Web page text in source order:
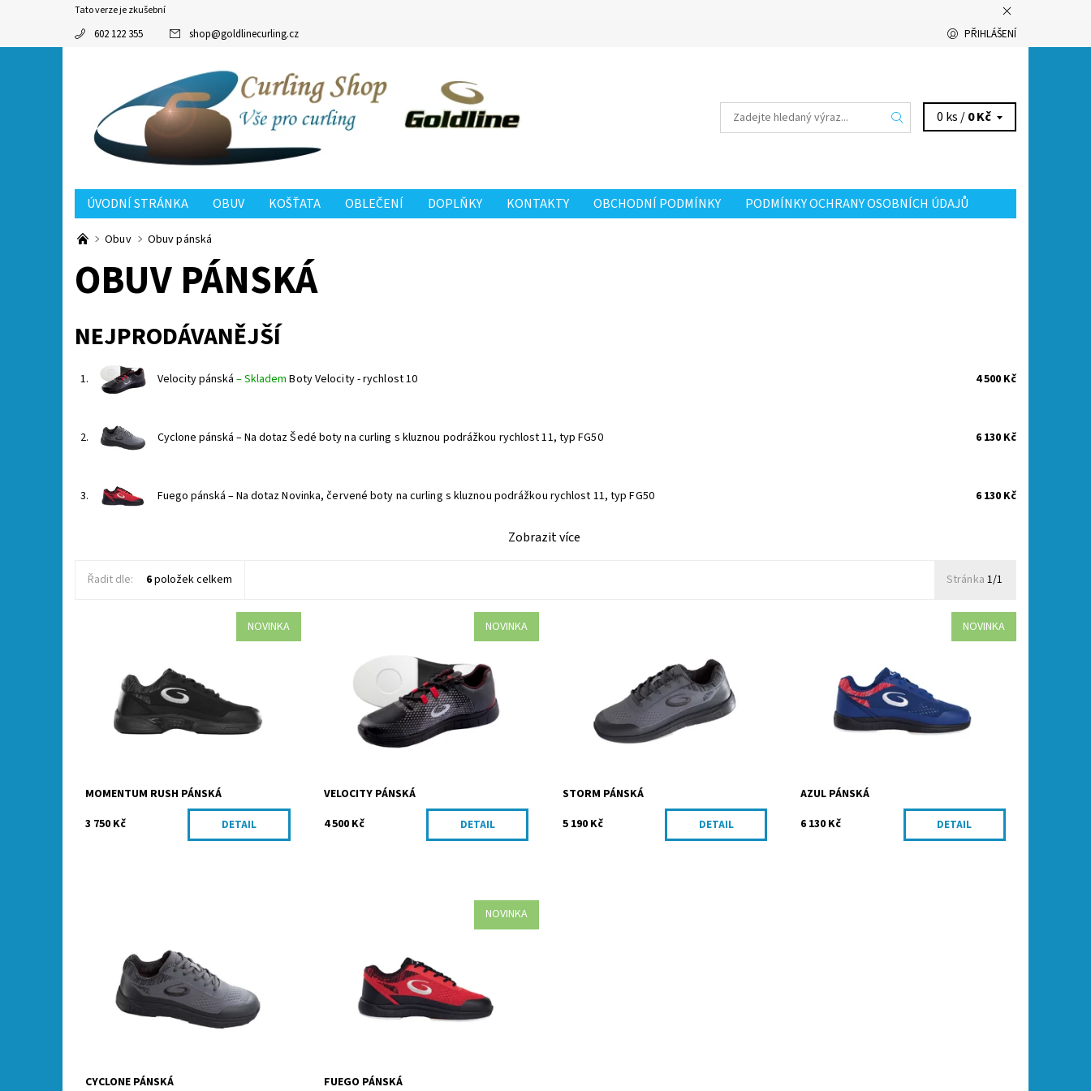
Tato verze je zkušební
602 122 355 shop@goldlinecurling.cz PŘIHLÁŠENÍ
0 ks /0 Kč
ÚVODNÍ STRÁNKA OBUV KOŠŤATA OBLEČENÍ DOPLŇKY KONTAKTY OBCHODNÍ PODMÍNKY PODMÍNKY OCHRANY OSOBNÍCH ÚDAJŮ
Obuv Obuv pánská
OBUV PÁNSKÁ
NEJPRODÁVANĚJŠÍ
1. Velocity pánská–Skladem Boty Velocity - rychlost 10 4 500 Kč
2. Cyclone pánská–Na dotazŠedé boty na curling s kluznou podrážkou rychlost 11, typ FG50 6 130 Kč
3. Fuego pánská–Na dotazNovinka, červené boty na curling s kluznou podrážkou rychlost 11, typ FG50 6 130 Kč
Zobrazit více
Řadit dle: 6položek celkem Stránka 1/1
NOVINKA
nasazovacími podrážkami (na suchých
samostatně (antislide i kluzná - disc set)
Dostupnost:
Skladem
MOMENTUM RUSH PÁNSKÁ
3 750 Kč
DETAIL
NOVINKA
VELOCITY PÁNSKÁ
4 500 Kč
DETAIL
Na dotaz
STORM PÁNSKÁ
5 190 Kč
DETAIL
NOVINKA
Novinka, modré boty na curling s kluznou
podrážkou rychlost 11, typ FG50
Skladem
AZUL PÁNSKÁ
6 130 Kč
DETAIL
Dostupnost:
Na dotaz
CYCLONE PÁNSKÁ
NOVINKA
Novinka, červené boty na curling s
kluznou podrážkou rychlost 11, typ FG50
FUEGO PÁNSKÁ